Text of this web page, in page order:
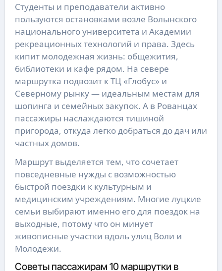
Студенты и преподаватели активно
пользуются остановками возле Волынского
национального университета и Академии
рекреационных технологий и права. Здесь
кипит молодежная жизнь: общежития,
библиотеки и кафе рядом. На севере
маршрутка подвозит к ТЦ «Глобус» и
Северному рынку — идеальным местам для
шопинга и семейных закупок. А в Рованцах
пассажиры наслаждаются тишиной
пригорода, откуда легко добраться до дач или
частных домов.
Маршрут выделяется тем, что сочетает
повседневные нужды с возможностью
быстрой поездки к культурным и
медицинским учреждениям. Многие луцкие
семьи выбирают именно его для поездок на
выходные, потому что он минует
живописные участки вдоль улиц Воли и
Молодежи.
Советы пассажирам 10 маршрутки в